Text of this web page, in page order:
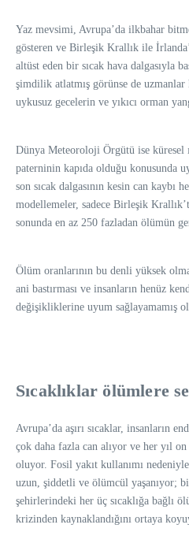
Yaz mevsimi, Avrupa’da ilkbahar
gösteren ve Birleşik Krallık ile
altüst eden bir sıcak hava dalgasıyla
şimdilik atlatmış görünse de uzmanlar
uykusuz gecelerin ve yıkıcı orman
Dünya Meteoroloji Örgütü ise küresel
paterninin kapıda olduğu konusunda
son sıcak dalgasının kesin can kaybı
modellemeler, sadece Birleşik
sonunda en az 250 fazladan ölümün
Ölüm oranlarının bu denli yüksek
ani bastırması ve insanların henüz
değişikliklerine uyum sağlayamamış
Sıcaklıklar ölümlere
Avrupa’da aşırı sıcaklar, insanların
çok daha fazla can alıyor ve her yıl
oluyor. Fosil yakıt kullanımı
uzun, şiddetli ve ölümcül yaşanıyor;
şehirlerindeki her üç sıcaklığa bağlı
krizinden kaynaklandığını ortaya